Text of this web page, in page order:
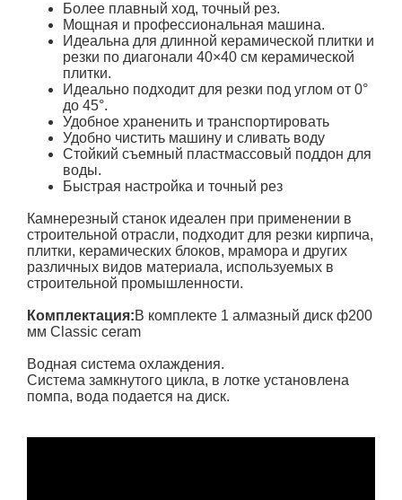
Более плавный ход, точный рез.
Мощная и профессиональная машина.
Идеальна для длинной керамической плитки и
резки по диагонали 40×40 см керамической
плитки.
Идеально подходит для резки под углом от 0°
до 45°.
Удобное храненить и транспортировать
Удобно чистить машину и сливать воду
Стойкий съемный пластмассовый поддон для
воды.
Быстрая настройка и точный рез
Камнерезный станок идеален при применении в
строительной отрасли, подходит для резки кирпича,
плитки, керамических блоков, мрамора и других
различных видов материала, используемых в
строительной промышленности.
Комплектация:В комплекте 1 алмазный диск ф200
мм Classic ceram
Водная система охлаждения.
Система замкнутого цикла, в лотке установлена
помпа, вода подается на диск.